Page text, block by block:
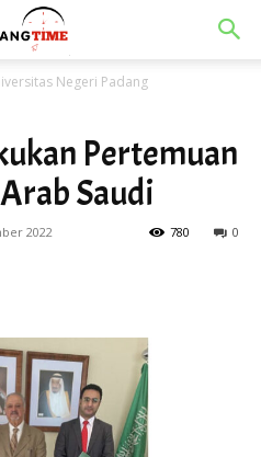
Negeri Padang
Pertemuan
Saudi
2022 0
780